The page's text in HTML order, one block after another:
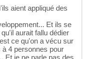
aient appliqué des
Et ils se
aurait fallu dédier
ce qu'on a vécu sur
4 personnes pour